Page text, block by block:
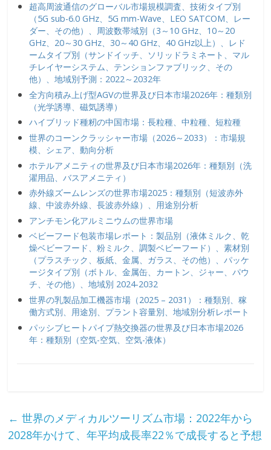
超高周波通信のグローバル市場規模調査、技術タイプ別
（5G sub-6.0 GHz、5G mm-Wave、LEO SATCOM、レー
ダー、その他）、周波数帯域別（3～10 GHz、10～20
GHz、20～30 GHz、30～40 GHz、40 GHz以上）、レド
ームタイプ別（サンドイッチ、ソリッドラミネート、マル
チレイヤーシステム、テンションファブリック、その
他）、地域別予測：2022～2032年
全方向積み上げ型AGVの世界及び日本市場2026年：種類別
（光学誘導、磁気誘導）
ハイブリッド種籾の中国市場：長粒種、中粒種、短粒種
世界のコーンクラッシャー市場（2026～2033）：市場規
模、シェア、動向分析
ホテルアメニティの世界及び日本市場2026年：種類別（洗
濯用品、バスアメニティ）
赤外線ズームレンズの世界市場2025：種類別（短波赤外
線、中波赤外線、長波赤外線）、用途別分析
アンチモン化アルミニウムの世界市場
ベビーフード包装市場レポート：製品別（液体ミルク、乾
燥ベビーフード、粉ミルク、調製ベビーフード）、素材別
（プラスチック、板紙、金属、ガラス、その他）、パッケ
ージタイプ別（ボトル、金属缶、カートン、ジャー、パウ
チ、その他）、地域別 2024-2032
世界の乳製品加工機器市場（2025 – 2031）：種類別、稼
働方式別、用途別、プラント容量別、地域別分析レポート
パッシブヒートパイプ熱交換器の世界及び日本市場2026
年：種類別（空気-空気、空気-液体）
← 世界のメディカルツーリズム市場：2022年から
2028年かけて、年平均成長率22％で成長すると予想